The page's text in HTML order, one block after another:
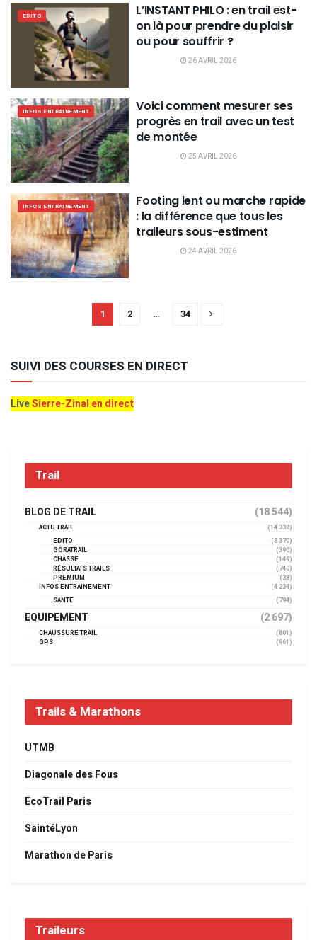
EDITO
L’INSTANT PHILO : en trail est-
on là pour prendre du plaisir
ou pour souffrir ?
26 AVRIL 2026
INFOS ENTRAINEMENT
Voici comment mesurer ses
progrès en trail avec un test
de montée
25 AVRIL 2026
INFOS ENTRAINEMENT
Footing lent ou marche rapide
: la différence que tous les
traileurs sous-estiment
24 AVRIL 2026
1 2 … 34
SUIVI DES COURSES EN DIRECT
LiveSierre-Zinal en direct
Trail
BLOG DE TRAIL (18 544)
ACTU TRAIL
(14 338)
EDITO
(3 370)
GORATRAIL
(390)
CHASSE
(149)
RÉSULTATS TRAILS
(740)
PREMIUM
(38)
INFOS ENTRAINEMENT
(4 234)
SANTÉ
(794)
EQUIPEMENT (2 697)
CHAUSSURE TRAIL
(801)
GPS
(961)
Trails & Marathons
UTMB
Diagonale des Fous
EcoTrail Paris
SaintéLyon
Marathon de Paris
Traileurs